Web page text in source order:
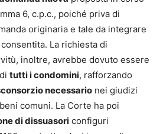
6, c.p.c., poiché priva di
originaria e tale da integrare
La richiesta di
inoltre, avrebbe dovuto essere
tutti i condomini, rafforzando
necessario nei giudizi
comuni. La Corte ha poi
di dissuasori configuri